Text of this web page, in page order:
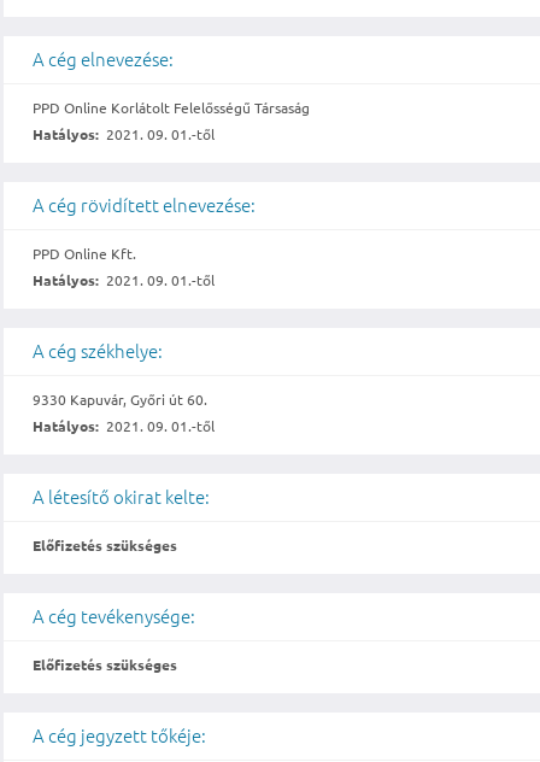
A cég elnevezése:
PPD Online Korlátolt Felelősségű Társaság
Hatályos: 2021. 09. 01.-től
A cég rövidített elnevezése:
PPD Online Kft.
Hatályos: 2021. 09. 01.-től
A cég székhelye:
9330 Kapuvár, Győri út 60.
Hatályos: 2021. 09. 01.-től
A létesítő okirat kelte:
Előfizetés szükséges
A cég tevékenysége:
Előfizetés szükséges
A cég jegyzett tőkéje: